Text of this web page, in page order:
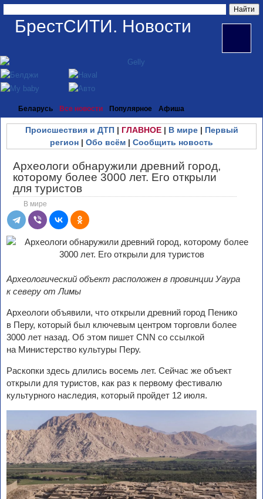
БрестСИТИ. Новости
Беларусь Все новости Популярное Афиша
Происшествия и ДТП| ГЛАВНОЕ| В мире| Первый
регион | Обо всём | Сообщить новость
Археологи обнаружили древний город,
которому более 3000 лет. Его открыли
для туристов
В мире
Археологический объект расположен в провинции Уаура
к северу от Лимы
Археологи объявили, что открыли древний город Пенико
в Перу, который был ключевым центром торговли более
3000 лет назад. Об этом пишет CNN со ссылкой
на Министерство культуры Перу.
Раскопки здесь длились восемь лет. Сейчас же объект
открыли для туристов, как раз к первому фестивалю
культурного наследия, который пройдет 12 июля.